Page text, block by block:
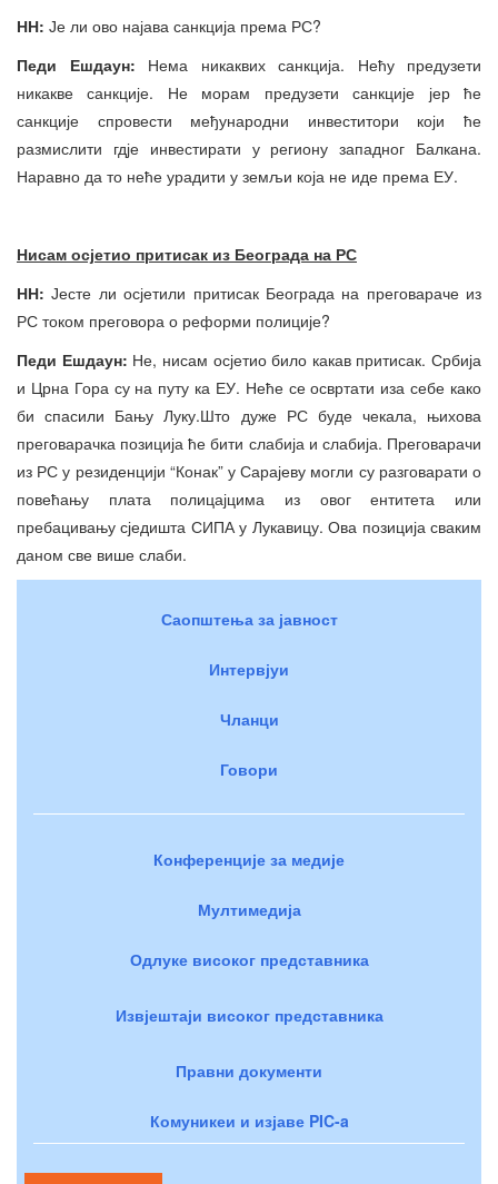
НН: Је ли ово најава санкција према РС?
Педи Ешдаун: Нема никаквих санкција. Нећу предузети
никакве санкције. Не морам предузети санкције јер ће
санкције спровести међународни инвеститори који ће
размислити гдје инвестирати у региону западног Балкана.
Наравно да то неће урадити у земљи која не иде према ЕУ.
Нисам осјетио притисак из Београда на РС
НН: Јесте ли осјетили притисак Београда на преговараче из
РС током преговора о реформи полиције?
Педи Ешдаун: Не, нисам осјетио било какав притисак. Србија
и Црна Гора су на путу ка ЕУ. Неће се освртати иза себе како
би спасили Бању Луку.Што дуже РС буде чекала, њихова
преговарачка позиција ће бити слабија и слабија. Преговарачи
из РС у резиденцији “Конак” у Сарајеву могли су разговарати о
повећању плата полицајцима из овог ентитета или
пребацивању сједишта СИПА у Лукавицу. Ова позиција сваким
даном све више слаби.
Саопштења за јавност
Интервјуи
Чланци
Говори
Конференције за медије
Мултимедија
Одлуке високог представника
Извјештаји високог представника
Правни документи
Комуникеи и изјаве PIC-a